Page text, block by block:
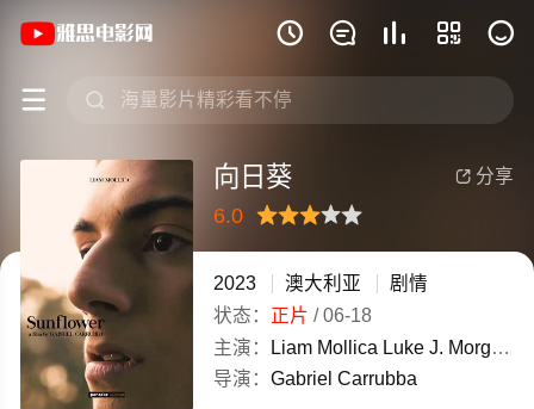
    
 
《向日葵》(2023)澳大利亚英语高清电
 分享
向日葵
6.0
很差
较差还行推荐力荐
2023 澳大利亚
剧情
状态： 正片 /06-18
主演：
Liam Mollica Luke J. Morgan
导演： Gabriel Carrubba